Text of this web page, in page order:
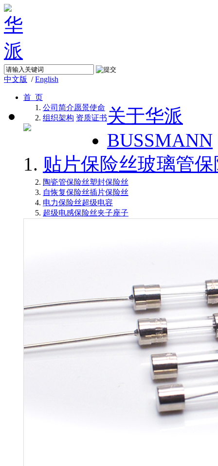
中文版 /English
首 页
关于华派
公司简介愿景使命
组织架构 资质证书
BUSSMANN
贴片保险丝玻璃管
陶瓷管保险丝塑封保险丝
自恢复保险丝插片保险丝
电力保险丝超级电容
超级电感保险丝夹子座子